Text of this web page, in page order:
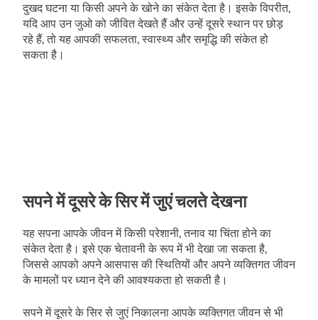
दुखद घटना या किसी अपने के खोने का संकेत देता है। इसके विपरीत,
यदि आप उन जुओ को जीवित देखते हैं और उन्हें दूसरे स्थान पर छोड़
रहे हैं, तो यह आपकी सफलता, स्वास्थ्य और समृद्धि की संकेत हो
सकता है।
सपने में दूसरे के सिर में जुएं चलते देखना
यह सपना आपके जीवन में किसी परेशानी, तनाव या चिंता होने का
संकेत देता है। इसे एक चेतावनी के रूप में भी देखा जा सकता है,
जिससे आपको अपने आसपास की स्थितियों और अपने व्यक्तिगत जीवन
के मामलों पर ध्यान देने की आवश्यकता हो सकती है।
सपने में दूसरे के सिर से जुएं निकालना आपके व्यक्तिगत जीवन से भी